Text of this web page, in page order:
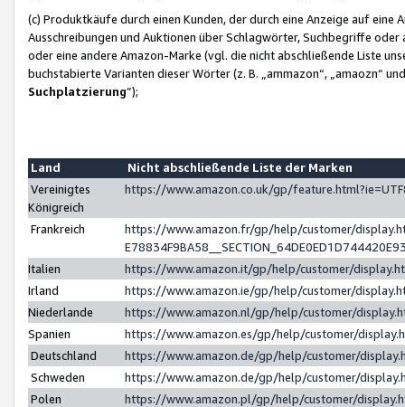
(c) Produktkäufe durch einen Kunden, der durch eine Anzeige auf
Ausschreibungen und Auktionen über Schlagwörter, Suchbegriffe
oder eine andere Amazon-Marke (vgl. die nicht abschließende Liste
buchstabierte Varianten dieser Wörter (z. B. „ammazon“, „amaozn“
Suchplatzierung”);
Land
Nicht abschließende Liste der Marken
Vereinigtes
Königreich
https://www.amazon.co.uk/gp/
Frankreich
https://www.amazon.fr/gp/help/customer/
Italien
https://www.amazon.it/gp/help/customer/
Irland
https://www.amazon.ie/gp/help/customer/
Niederlande
https://www.amazon.nl/gp/help/customer/
Spanien
https://www.amazon.es/gp/help/customer/
Deutschland
https://www.amazon.de/gp/help/customer/
Schweden
https://www.amazon.de/gp/help/customer/
Polen
https://www.amazon.pl/gp/help/customer/